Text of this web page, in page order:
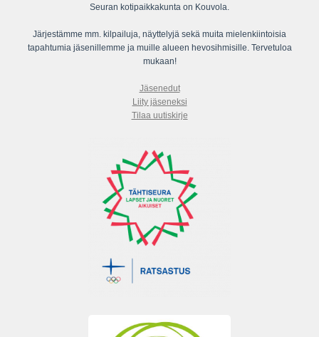
Seuran kotipaikkakunta on Kouvola.
Järjestämme mm. kilpailuja, näyttelyjä sekä muita mielenkiintoisia
tapahtumia jäsenillemme ja muille alueen hevosihmisille. Tervetuloa
mukaan!
Jäsenedut
Liity jäseneksi
Tilaa uutiskirje